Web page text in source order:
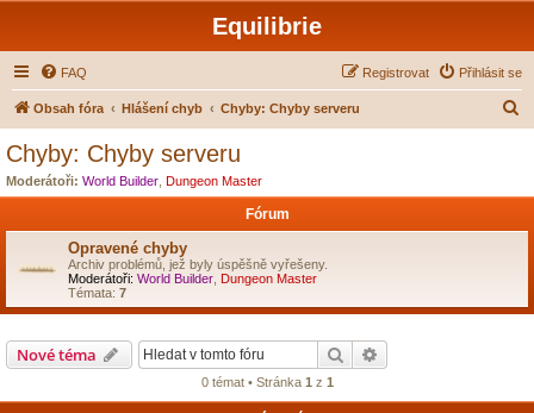
Equilibrie
FAQ Přihlásit se
Registrovat
Obsah fóra Hlášení chyb Chyby: Chyby serveru
Chyby: Chyby serveru
Moderátoři: World Builder Dungeon Master
Fórum
Opravené chyby
Archiv problémů, jež byly úspěšně vyřešeny.
Moderátoři: World Builder Dungeon Master
Témata: 7
Nové téma Hledat
0 témat • Stránka 1 z 1